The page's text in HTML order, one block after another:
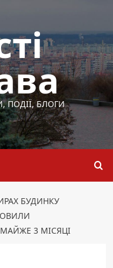
ПОДІЇ, БЛОГИ
БУДИНКУ
3 МІСЯЦІ